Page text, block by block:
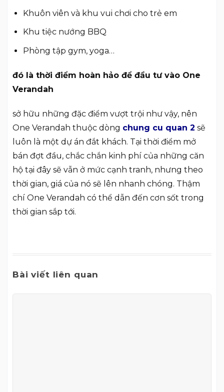
Khuôn viên và khu vui chơi cho trẻ em
Khu tiệc nướng BBQ
Phòng tập gym, yoga…
đó là thời điểm hoàn hảo để đầu tư vào One
Verandah
sở hữu những đặc điểm vượt trội như vậy, nên
One Verandah thuộc dòng chung cu quan 2 sẽ
luôn là một dự án đắt khách. Tại thời điểm mở
bán đợt đầu, chắc chắn kinh phí của những căn
hộ tại đây sẽ vẫn ở mức cạnh tranh, nhưng theo
thời gian, giá của nó sẽ lên nhanh chóng. Thậm
chí One Verandah có thể dẫn đến cơn sốt trong
thời gian sắp tới.
Bài viết liên quan